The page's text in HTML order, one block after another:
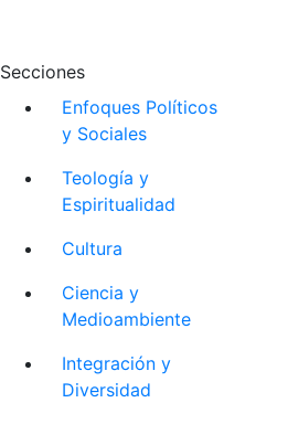
Secciones
Enfoques Políticos
y Sociales
Teología y
Espiritualidad
Cultura
Ciencia y
Medioambiente
Integración y
Diversidad